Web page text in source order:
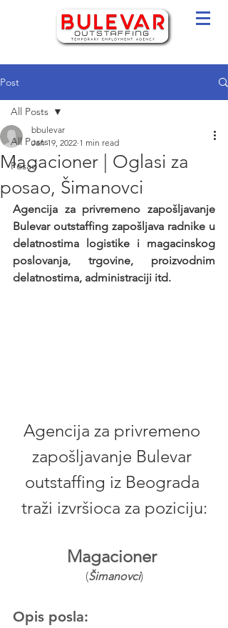
Post
All Posts
Posao
All Posts
Magacioner | Oglasi za
posao, Šimanovci
bbulevar
Jan 19, 2022 1 min read
Agencija za privremeno zapošljavanje
Bulevar outstaffing zapošljava radnike u
delatnostima logistike i magacinskog
poslovanja, trgovine, proizvodnim
delatnostima, administraciji itd.
Agencija za privremeno
zapošljavanje Bulevar
outstaffing iz Beograda
traži izvršioca za poziciju:
Magacioner
(Šimanovci)
Opis posla: